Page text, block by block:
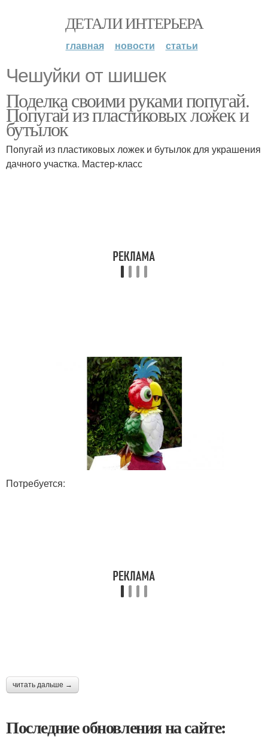
ДЕТАЛИ ИНТЕРЬЕРА
главная новости статьи
Чешуйки от шишек
Поделка своими руками попугай.
Попугай из пластиковых ложек и
бутылок
Попугай из пластиковых ложек и бутылок для украшения
дачного участка. Мастер-класс
Потребуется:
читать дальше →
Последние обновления на сайте: